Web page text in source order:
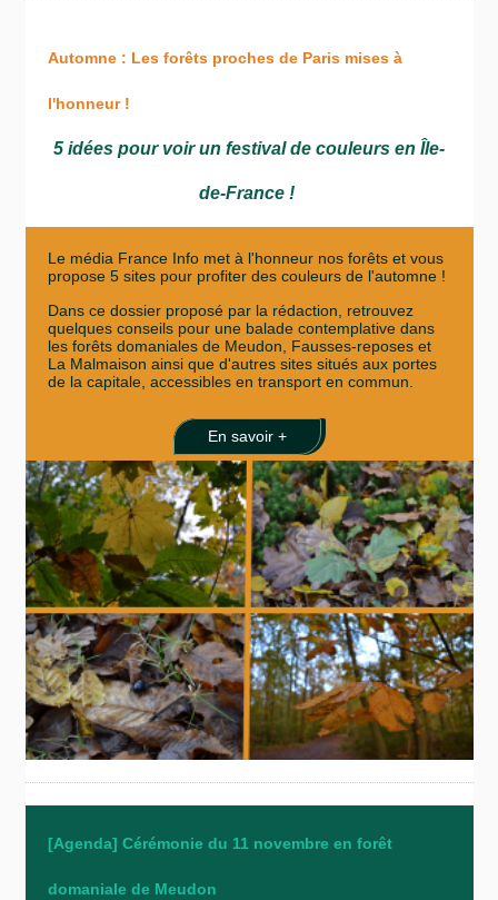
Automne : Les forêts proches de Paris mises à
l'honneur !
5 idées pour voir un festival de couleurs en Île-
de-France !
Le média France Info met à l'honneur nos forêts et vous
propose 5 sites pour profiter des couleurs de l'automne !
Dans ce dossier proposé par la rédaction, retrouvez
quelques conseils pour une balade contemplative dans
les forêts domaniales de Meudon, Fausses-reposes et
La Malmaison ainsi que d'autres sites situés aux portes
de la capitale, accessibles en transport en commun.
En savoir +
[Agenda] Cérémonie du 11 novembre en forêt
domaniale de Meudon